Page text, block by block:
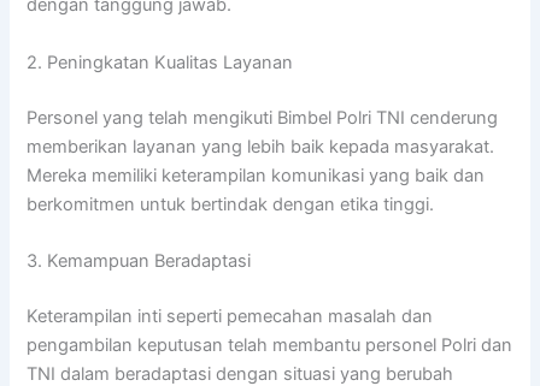
dengan tanggung jawab.
2. Peningkatan Kualitas Layanan
Personel yang telah mengikuti Bimbel Polri TNI cenderung
memberikan layanan yang lebih baik kepada masyarakat.
Mereka memiliki keterampilan komunikasi yang baik dan
berkomitmen untuk bertindak dengan etika tinggi.
3. Kemampuan Beradaptasi
Keterampilan inti seperti pemecahan masalah dan
pengambilan keputusan telah membantu personel Polri dan
TNI dalam beradaptasi dengan situasi yang berubah